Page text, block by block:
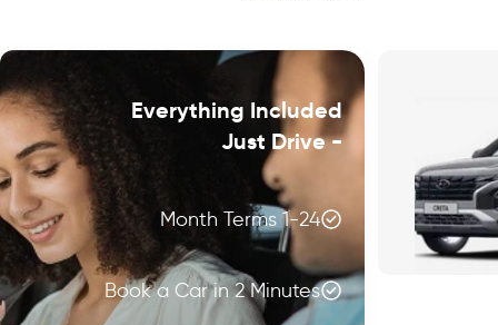
Everything Included
- Just Drive
1-24 Month Terms
Book a Car in 2 Minutes